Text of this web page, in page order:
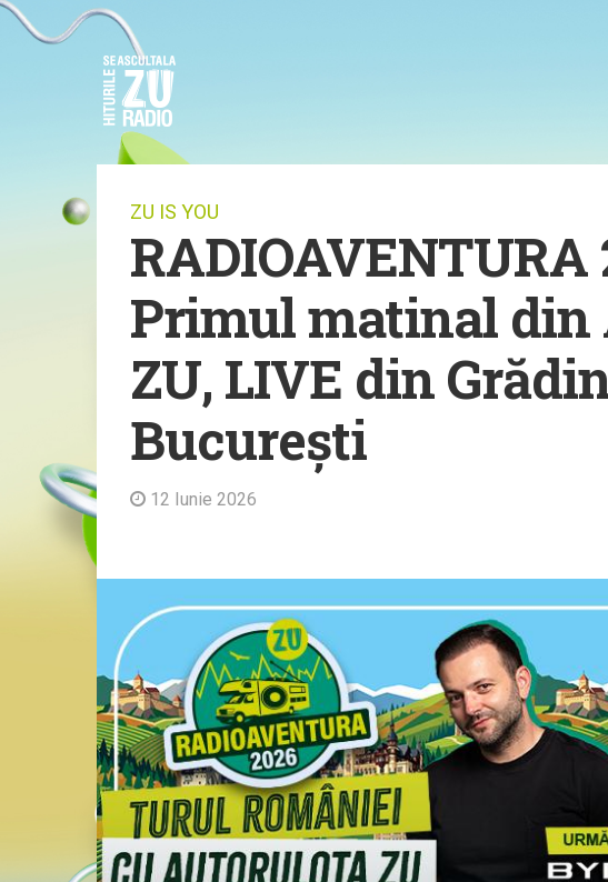
ZU IS YOU
RADIOAVENTURA
Primul matinal din
ZU, LIVE din
București
12 Iunie 2026